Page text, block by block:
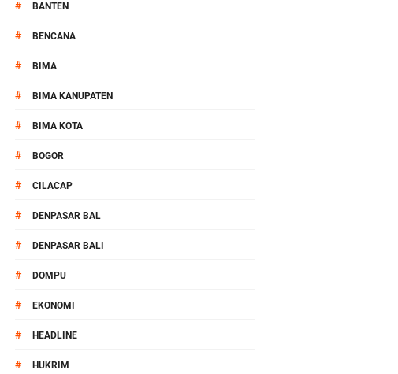
# BANTEN
# BENCANA
# BIMA
# BIMA KANUPATEN
# BIMA KOTA
# BOGOR
# CILACAP
# DENPASAR BAL
# DENPASAR BALI
# DOMPU
# EKONOMI
# HEADLINE
# HUKRIM